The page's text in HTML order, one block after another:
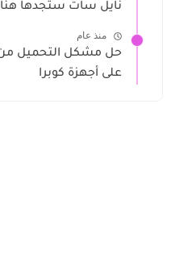
نايل سات ستجدها هنا
منذ عام
على أجهزة كوبرا